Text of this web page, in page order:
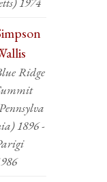
Ridge
1896 -